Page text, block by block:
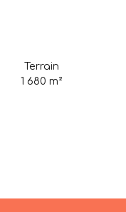
Terrain
1 680m²